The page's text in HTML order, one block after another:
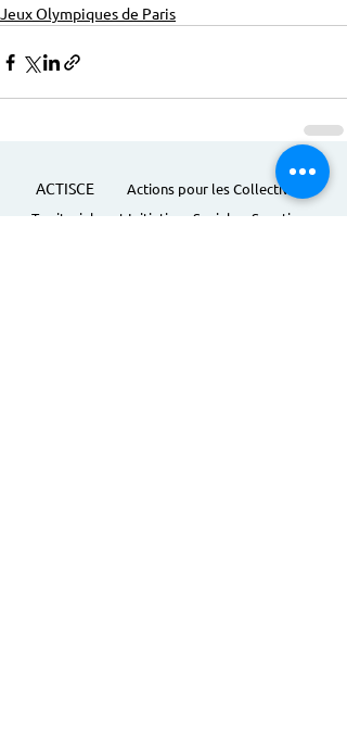
Jeux Olympiques de Paris
ACTISCE
Actions pour les Collectivités
Territoriales et Initiatives Sociales, Sportives,